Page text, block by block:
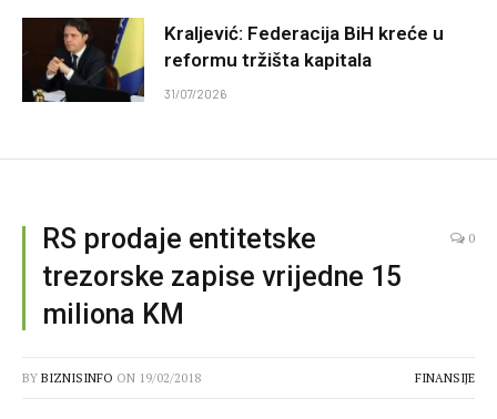
Kraljević: Federacija BiH kreće u
reformu tržišta kapitala
31/07/2026
RS prodaje entitetske
trezorske zapise vrijedne 15
miliona KM
0
BY BIZNISINFO ON 19/02/2018 FINANSIJE